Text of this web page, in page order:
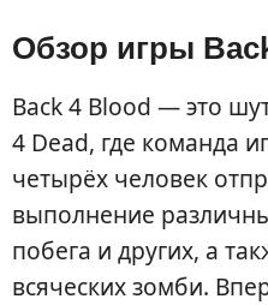
Обзор игры
Back 4 Blood — это
4 Dead, где команда
четырёх человек
выполнение
побега и других, а
всяческих зомби.